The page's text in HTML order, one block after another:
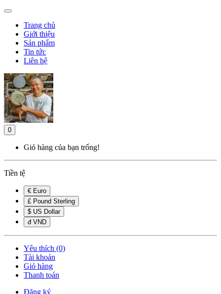
Trang chủ
Giới thiệu
Sản phẩm
Tin tức
Liên hệ
0
Giỏ hàng của bạn trống!
Tiền tệ
€ Euro
£ Pound Sterling
$ US Dollar
đ VND
Yêu thích (0)
Tài khoản
Giỏ hàng
Thanh toán
Đăng ký